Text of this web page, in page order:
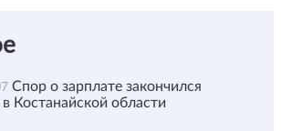
Спор о зарплате закончился
Костанайской области